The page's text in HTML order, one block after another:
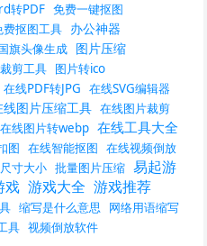
转PDF 免费一键抠图
费抠图工具 办公神器
旗头像生成 图片压缩
剪工具 图片转ico
在线PDF转JPG 在线SVG编辑器
线图片压缩工具 在线图片裁剪
在线图片转webp 在线工具大全
图 在线智能抠图 在线视频倒放
寸大小 批量图片压缩 易起游
戏 游戏大全 游戏推荐
缩写是什么意思
网络用语缩写
具 视频倒放软件